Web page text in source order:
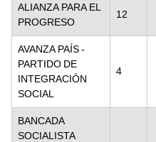
ALIANZA PARA EL
PROGRESO
12
AVANZA PAÍS -
PARTIDO DE
INTEGRACIÓN
SOCIAL
4
BANCADA
SOCIALISTA